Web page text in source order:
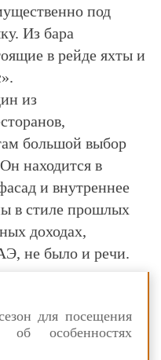
под
Из бара
в рейде яхты и
из
большой выбор
находится в
и внутреннее
в стиле прошлых
доходах,
не было и речи.
для посещения
об особенностях